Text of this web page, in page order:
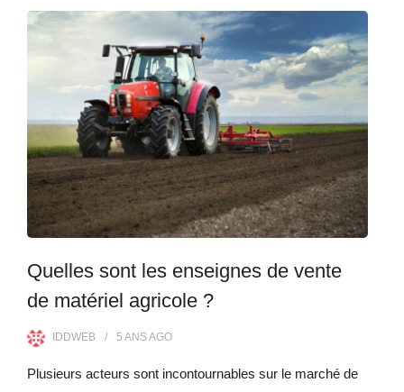
Quelles sont les enseignes de vente
de matériel agricole ?
IDDWEB 5 ANSAGO
Plusieurs acteurs sont incontournables sur le marché de